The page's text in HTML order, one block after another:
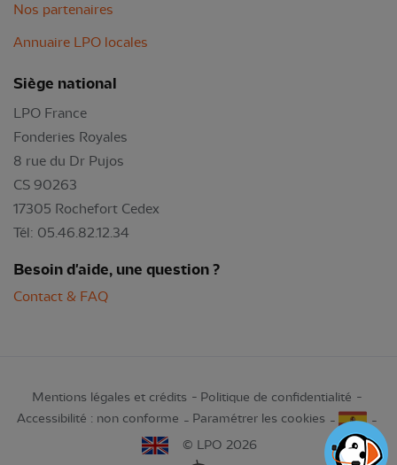
Nos partenaires
Annuaire LPO locales
Siège national
LPO France
Fonderies Royales
8 rue du Dr Pujos
CS 90263
17305 Rochefort Cedex
Tél: 05.46.82.12.34
Besoin d'aide, une question ?
Contact & FAQ
Mentions légales et crédits
Politique de confidentialité
Accessibilité : non conforme
Paramétrer les cookies
© LPO 2026